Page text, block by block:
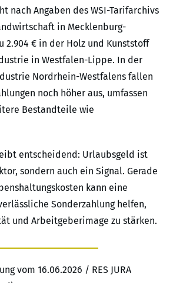
nach Angaben des WSI-Tarifarchivs
in Mecklenburg-
2.904 € in der Holz und Kunststoff
in Westfalen-Lippe. In der
Nordrhein-Westfalens fallen
noch höher aus, umfassen
Bestandteile wie
entscheidend: Urlaubsgeld ist
sondern auch ein Signal. Gerade
kann eine
Sonderzahlung helfen,
und Arbeitgeberimage zu stärken.
vom 16.06.2026 / RES JURA